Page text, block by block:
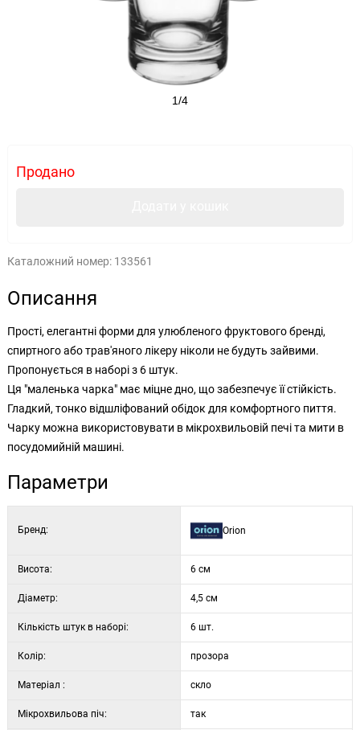
1/4
Продано
Каталожний номер: 133561
Описання
Прості, елегантні форми для улюбленого фруктового бренді,
спиртного або трав'яного лікеру ніколи не будуть зайвими.
Пропонується в наборі з 6 штук.
Ця "маленька чарка" має міцне дно, що забезпечує її стійкість.
Гладкий, тонко відшліфований обідок для комфортного пиття.
Чарку можна використовувати в мікрохвильовій печі та мити в
посудомийній машині.
Параметри
Бренд: Orion
Висота: 6 см
Діаметр: 4,5 см
Кількість штук в наборі: 6 шт.
Колір: прозора
Матеріал : скло
Мікрохвильова піч: так